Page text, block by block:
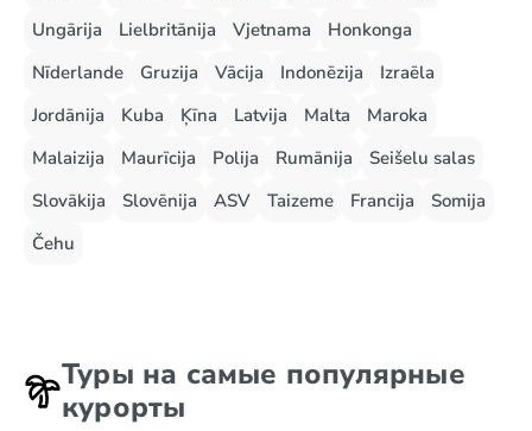
Ungārija
Lielbritānija Vjetnama
Honkonga
Nīderlande
Gruzija Vācija Indonēzija
Izraēla
Jordānija
Kuba Ķīna Latvija Malta
Maroka
Malaizija
Maurīcija Polija Rumānija
Seišelu salas
Slovākija
Slovēnija ASV Taizeme Francija
Somija
Čehu
Туры на самые популярные
курорты